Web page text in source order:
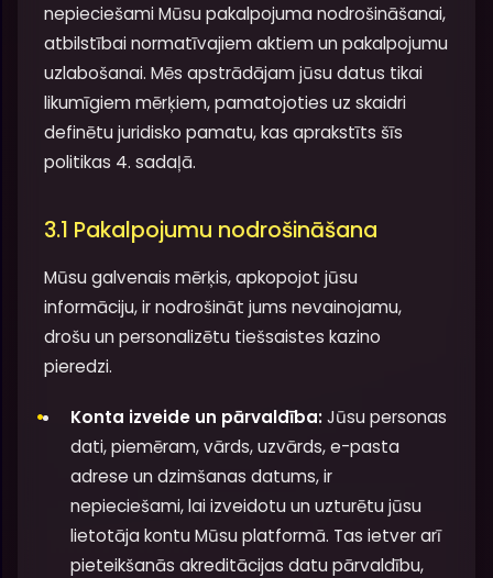
nepieciešami Mūsu pakalpojuma nodrošināšanai,
atbilstībai normatīvajiem aktiem un pakalpojumu
uzlabošanai. Mēs apstrādājam jūsu datus tikai
likumīgiem mērķiem, pamatojoties uz skaidri
definētu juridisko pamatu, kas aprakstīts šīs
politikas 4. sadaļā.
3.1 Pakalpojumu nodrošināšana
Mūsu galvenais mērķis, apkopojot jūsu
informāciju, ir nodrošināt jums nevainojamu,
drošu un personalizētu tiešsaistes kazino
pieredzi.
Konta izveide un pārvaldība:Jūsu personas
dati, piemēram, vārds, uzvārds, e-pasta
adrese un dzimšanas datums, ir
nepieciešami, lai izveidotu un uzturētu jūsu
lietotāja kontu Mūsu platformā. Tas ietver arī
pieteikšanās akreditācijas datu pārvaldību,